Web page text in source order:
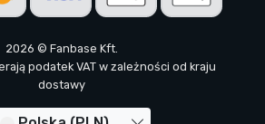
2026 © Fanbase Kft.
podatek VAT w zależności od kraju
dostawy